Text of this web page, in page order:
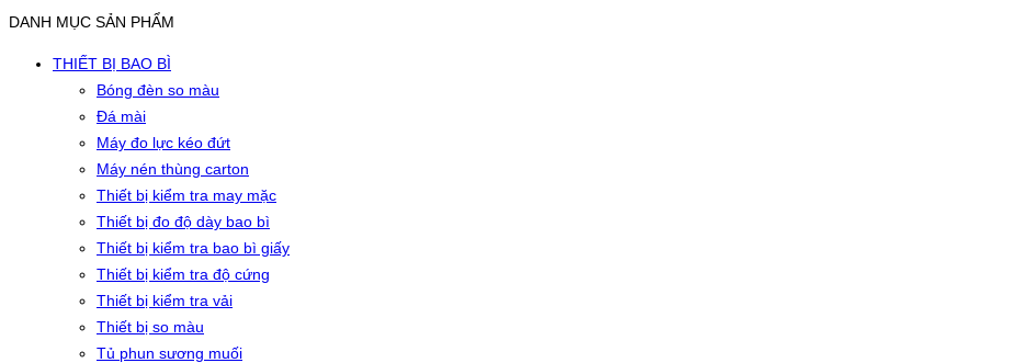
DANH MỤC SẢN PHẨM
THIẾT BỊ BAO BÌ
Bóng đèn so màu
Đá mài
Máy đo lực kéo đứt
Máy nén thùng carton
Thiết bị kiểm tra may mặc
Thiết bị đo độ dày bao bì
Thiết bị kiểm tra bao bì giấy
Thiết bị kiểm tra độ cứng
Thiết bị kiểm tra vải
Thiết bị so màu
Tủ phun sương muối